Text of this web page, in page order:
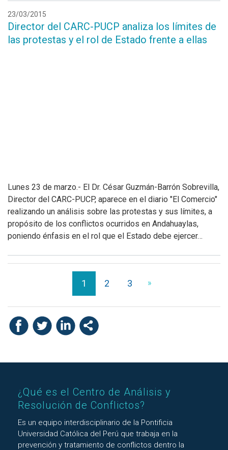
23/03/2015
Director del CARC-PUCP analiza los límites de
las protestas y el rol de Estado frente a ellas
Lunes 23 de marzo.- El Dr. César Guzmán-Barrón Sobrevilla,
Director del CARC-PUCP, aparece en el diario "El Comercio"
realizando un análisis sobre las protestas y sus límites, a
propósito de los conflictos ocurridos en Andahuaylas,
poniendo énfasis en el rol que el Estado debe ejercer…
1 2 3 »
¿Qué es el Centro de Análisis y
Resolución de Conflictos?
Es un equipo interdisciplinario de la Pontificia
Universidad Católica del Perú que trabaja en la
prevención y tratamiento de conflictos dentro la